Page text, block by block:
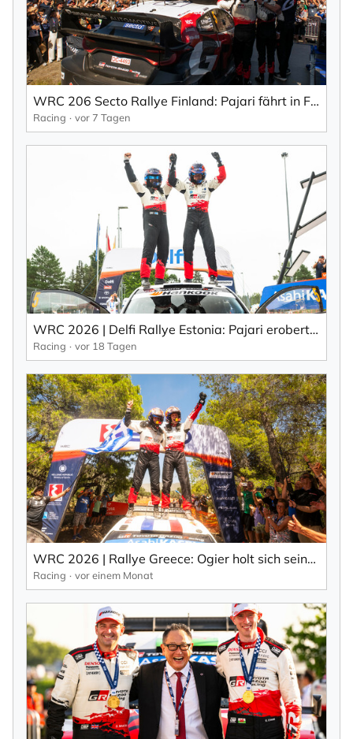
WRC 206 Secto Rallye Finland: Pajari fährt in Finnland einen traumhaften Heimsieg ein (EN).
Racing vor 7 Tagen
WRC 2026 | Delfi Rallye Estonia: Pajari erobert mit einem Durchbruch den ersten WRC-Sieg (EN).
Racing vor 18 Tagen
WRC 2026 | Rallye Greece: Ogier holt sich seinen 69. WRC-Sieg in einem dramatischen Finale.
Racing vor einem Monat